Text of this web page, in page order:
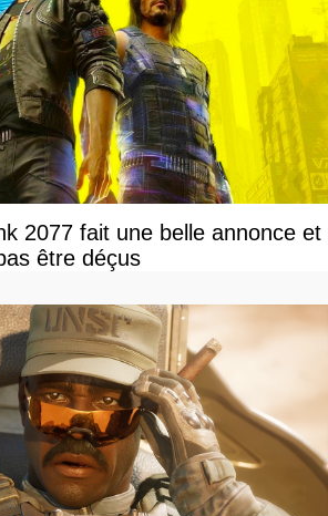
2077 fait une belle annonce et
être déçus